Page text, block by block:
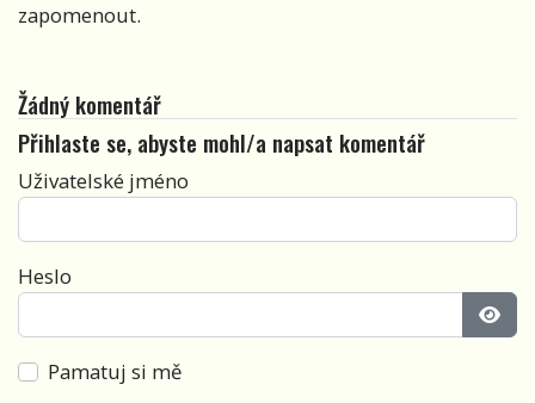
zapomenout.
Žádný komentář
Přihlaste se, abyste mohl/a napsat komentář
Uživatelské jméno
Heslo
Pamatuj si mě